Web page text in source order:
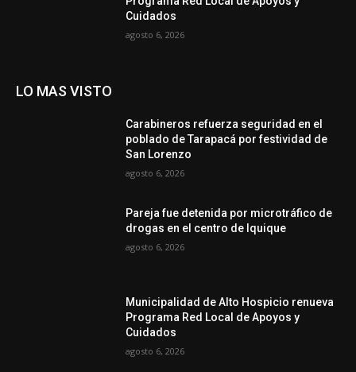
Cuidados
agosto 6, 2026
LO MAS VISTO
Carabineros refuerza seguridad en el
poblado de Tarapacá por festividad de
San Lorenzo
agosto 6, 2026
Pareja fue detenida por microtráfico de
drogas en el centro de Iquique
agosto 6, 2026
Municipalidad de Alto Hospicio renueva
Programa Red Local de Apoyos y
Cuidados
agosto 6, 2026